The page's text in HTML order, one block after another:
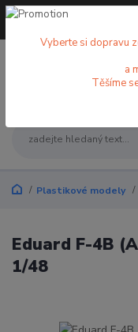
+420 773 998 582
Plastikové modely
Eduard F-4B
1/48
Vyberte si dopravu
a
Těšíme